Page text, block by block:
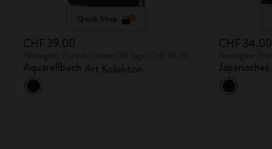
Quick Shop
CHF 39.00
Aquarellbuch Art Kollektion
CHF 34.00